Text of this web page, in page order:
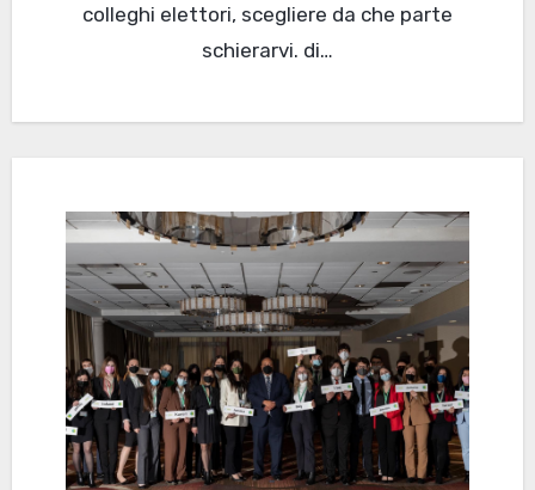
colleghi elettori, scegliere da che parte
schierarvi. di…